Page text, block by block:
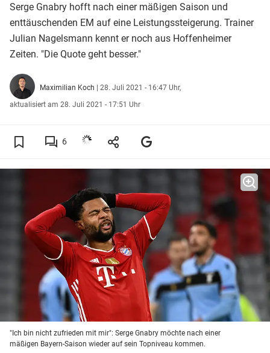
Serge Gnabry hofft nach einer mäßigen Saison und
enttäuschenden EM auf eine Leistungssteigerung. Trainer
Julian Nagelsmann kennt er noch aus Hoffenheimer
Zeiten. "Die Quote geht besser."
Maximilian Koch | 28. Juli 2021 - 16:47 Uhr,
aktualisiert am 28. Juli 2021 - 17:51 Uhr
6
"Ich bin nicht zufrieden mit mir": Serge Gnabry möchte nach einer
mäßigen Bayern-Saison wieder auf sein Topniveau kommen.